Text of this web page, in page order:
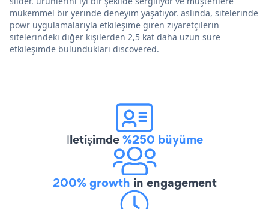
mükemmel bir yerinde deneyim yaşatıyor. aslında, sitelerinde
powr uygulamalarıyla etkileşime giren ziyaretçilerin
sitelerindeki diğer kişilerden 2,5 kat daha uzun süre
etkileşimde bulundukları discovered.
İletişimde%250 büyüme
200% growth in engagement